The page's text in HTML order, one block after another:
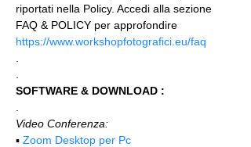
riportati nella Policy. Accedi alla sezione
FAQ & POLICY per approfondire
https://www.workshopfotografici.eu/faq
SOFTWARE & DOWNLOAD :
Video Conferenza:
▪️ Zoom Desktop per Pc